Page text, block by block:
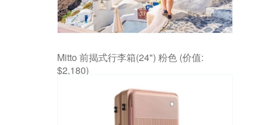
Mitto 前揭式行李箱(24") 粉色 (价值:
$2,180)